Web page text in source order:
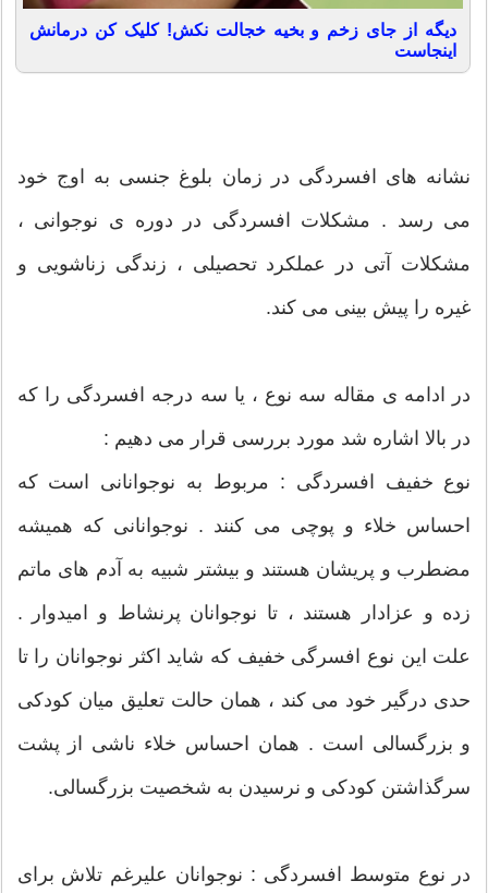
دیگه از جای زخم و بخیه خجالت نکش! کلیک کن درمانش
اینجاست
نشانه های افسردگی در زمان بلوغ جنسی به اوج خود
می رسد . مشکلات افسردگی در دوره ی نوجوانی ،
مشکلات آتی در عملکرد تحصیلی ، زندگی زناشویی و
غیره را پیش بینی می کند.
در ادامه ی مقاله سه نوع ، یا سه درجه افسردگی را که
در بالا اشاره شد مورد بررسی قرار می دهیم :
نوع خفیف افسردگی : مربوط به نوجوانانی است که
احساس خلاء و پوچی می کنند . نوجوانانی که همیشه
مضطرب و پریشان هستند و بیشتر شبیه به آدم های ماتم
زده و عزادار هستند ، تا نوجوانان پرنشاط و امیدوار .
علت این نوع افسرگی خفیف که شاید اکثر نوجوانان را تا
حدی درگیر خود می کند ، همان حالت تعلیق میان کودکی
و بزرگسالی است . همان احساس خلاء ناشی از پشت
سرگذاشتن کودکی و نرسیدن به شخصیت بزرگسالی.
در نوع متوسط افسردگی : نوجوانان علیرغم تلاش برای